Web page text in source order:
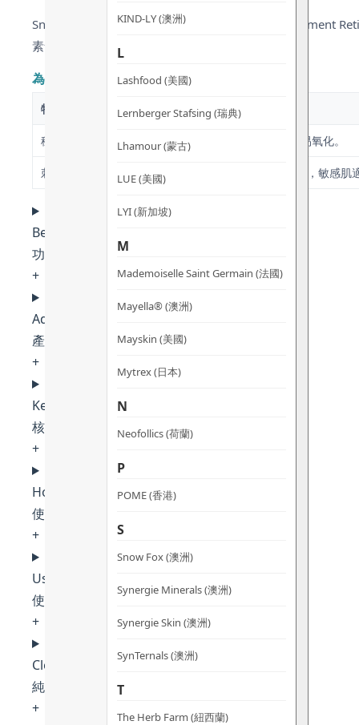
KIND-LY (澳洲)
L
Lashfood (美國)
Lernberger Stafsing (瑞典)
Lhamour (蒙古)
LUE (美國)
LYI (新加坡)
M
Mademoiselle Saint Germain (法國)
Mayella® (澳洲)
Mayskin (美國)
Mytrex (日本)
N
Neofollics (荷蘭)
P
POME (香港)
S
Snow Fox (澳洲)
Synergie Minerals (澳洲)
Synergie Skin (澳洲)
SynTernals (澳洲)
T
The Herb Farm (紐西蘭)
Snow Fox · Australia日本清酒維A閃亮面霜Sake Ferment
素食者 · 孕婦適用
為什麼選擇 Snow Fox？
特徵 日本清酒維A閃亮面霜
穩定性 專利氫化處理，對光熱極穩定，不易氧化。
刺激度 0.3% 安全濃度，不引起脫皮、發紅，敏感肌
Benefits
功效
+
Advantages
產品優勢
+
Key Ingredients
核心成分
+
How to Use
使用方法
+
Use Cases
使用場景
+
Clean Beauty
純淨美容
+